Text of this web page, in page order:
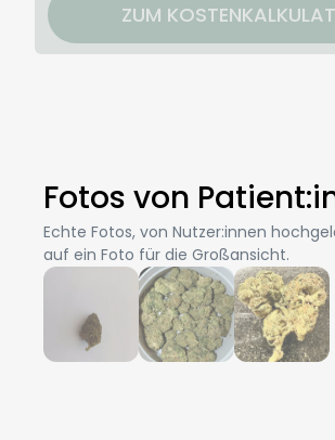
ZUM
Fotos von
Echte Fotos, von Nutzer:innen
auf ein Foto für die Großansicht.